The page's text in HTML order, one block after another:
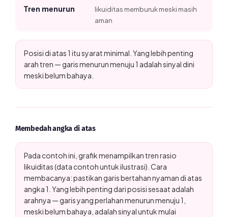
Tren menurun
likuiditas memburuk meski masih
aman
Posisi di atas 1 itu syarat minimal. Yang lebih penting
arah tren — garis menurun menuju 1 adalah sinyal dini
meski belum bahaya.
Membedah angka di atas
Pada contoh ini, grafik menampilkan tren rasio
likuiditas (data contoh untuk ilustrasi). Cara
membacanya: pastikan garis bertahan nyaman di atas
angka 1. Yang lebih penting dari posisi sesaat adalah
arahnya — garis yang perlahan menurun menuju 1,
meski belum bahaya, adalah sinyal untuk mulai